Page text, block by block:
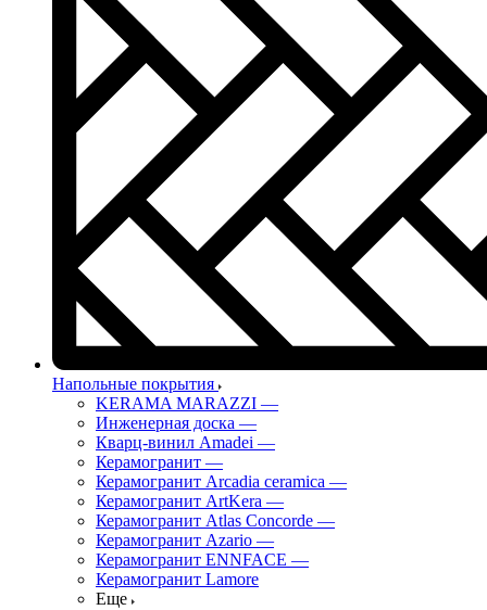
Напольные покрытия
KERAMA MARAZZI —
Инженерная доска —
Кварц-винил Amadei —
Керамогранит —
Керамогранит Arcadia ceramica —
Керамогранит ArtKera —
Керамогранит Atlas Concorde —
Керамогранит Azario —
Керамогранит ENNFACE —
Керамогранит Lamore
Еще